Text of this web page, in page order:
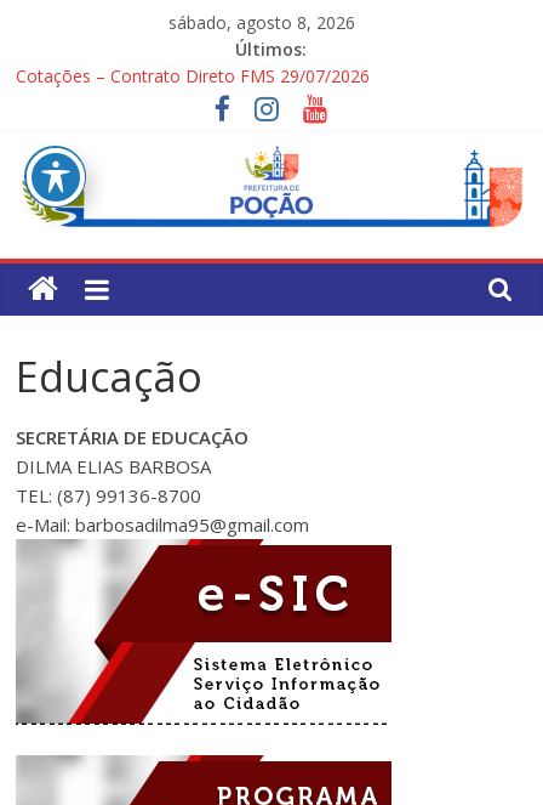
sábado, agosto 8, 2026
Últimos:
Cotações – Contrato Direto FMS 29/07/2026
PONTOS TURÍSTICOS DE POÇÃO
Processo Seletivo Simplificado para Gestores Escolares da Rede
Municipal
1ª Festa dos Pais
Processo Seletivo Simplificado Secretaria de Saúde
Pref.
Mun.
de
Poção
Educação
SECRETÁRIA DE EDUCAÇÃO
DILMA ELIAS BARBOSA
TEL: (87) 99136-8700
e-Mail: barbosadilma95@gmail.com